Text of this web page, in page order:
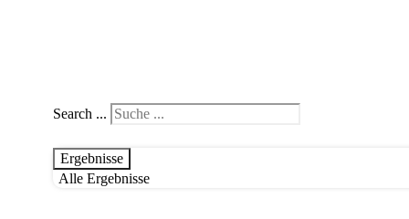
Search ...
Ergebnisse
Alle Ergebnisse